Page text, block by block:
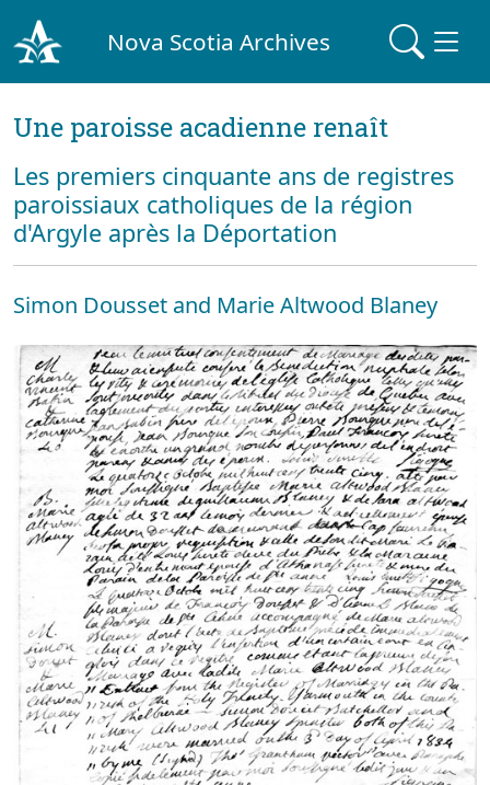
Nova Scotia Archives
Une paroisse acadienne renaît
Les premiers cinquante ans de registres
paroissiaux catholiques de la région
d'Argyle après la Déportation
Simon Dousset and Marie Altwood Blaney